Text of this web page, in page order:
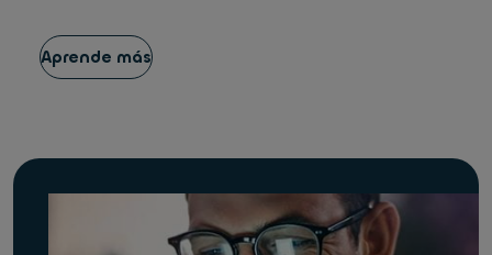
Aprende más